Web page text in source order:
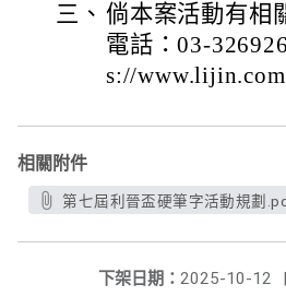
三、 倘本案活動有相
電話：03-
s://
相關附件
第七屆利晉盃硬筆字活動規劃
下架日期： 2025-10-12 |